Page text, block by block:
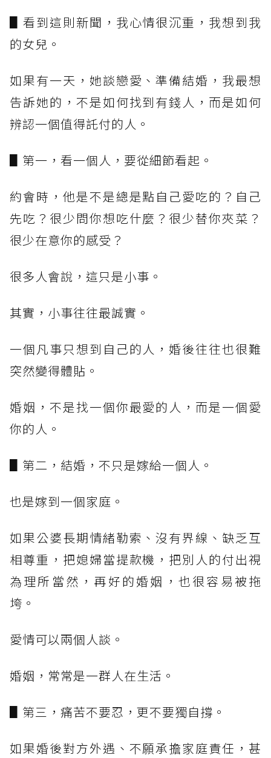
▋看到這則新聞，我心情很沉重，我想到我
的女兒。
如果有一天，她談戀愛、準備結婚，我最想
告訴她的，不是如何找到有錢人，而是如何
辨認一個值得託付的人。
▋第一，看一個人，要從細節看起。
約會時，他是不是總是點自己愛吃的？自己
先吃？很少問你想吃什麼？很少替你夾菜？
很少在意你的感受？
很多人會說，這只是小事。
其實，小事往往最誠實。
一個凡事只想到自己的人，婚後往往也很難
突然變得體貼。
婚姻，不是找一個你最愛的人，而是一個愛
你的人。
▋第二，結婚，不只是嫁給一個人。
也是嫁到一個家庭。
如果公婆長期情緒勒索、沒有界線、缺乏互
相尊重，把媳婦當提款機，把別人的付出視
為理所當然，再好的婚姻，也很容易被拖
垮。
愛情可以兩個人談。
婚姻，常常是一群人在生活。
▋第三，痛苦不要忍，更不要獨自撐。
如果婚後對方外遇、不願承擔家庭責任，甚